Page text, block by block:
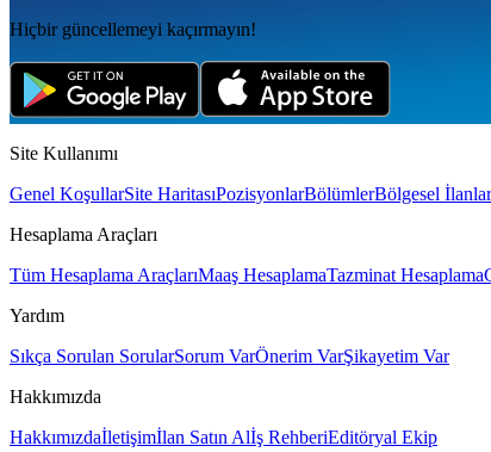
Hiçbir güncellemeyi kaçırmayın!
Site Kullanımı
Genel KoşullarSite HaritasıPozisyonlarBölümlerBölgesel İlanlar
Hesaplama Araçları
Tüm Hesaplama AraçlarıMaaş HesaplamaTazminat Hesaplama
Yardım
Sıkça Sorulan SorularSorum VarÖnerim VarŞikayetim Var
Hakkımızda
Hakkımızdaİletişimİlan Satın Alİş RehberiEditöryal Ekip